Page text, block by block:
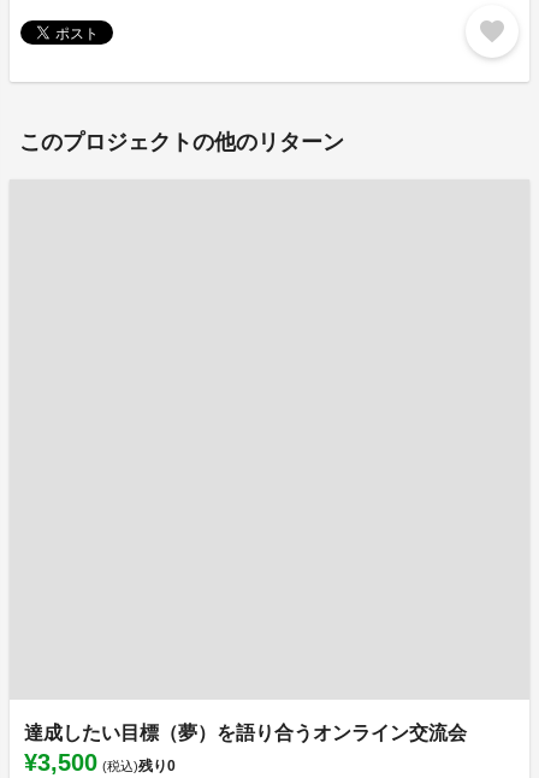
favorite
このプロジェクトの他のリターン
達成したい目標（夢）を語り合うオンライン交流会
¥3,500 (税込)残り0